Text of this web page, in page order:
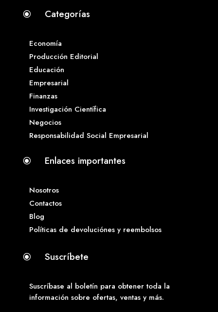
\ Categorías
Economía
Producción Editorial
Educación
Empresarial
Finanzas
Investigación Científica
Negocios
Responsabilidad Social Empresarial
\ Enlaces importantes
Nosotros
Contactos
Blog
Políticas de devoluciónes y reembolsos
\ Suscríbete
Suscríbase al boletín para obtener toda la
información sobre ofertas, ventas y más.